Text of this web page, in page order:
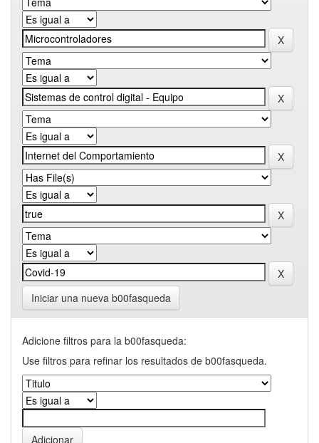
Iniciar una nueva b00fasqueda
Adicione filtros para la b00fasqueda:
Use filtros para refinar los resultados de b00fasqueda.